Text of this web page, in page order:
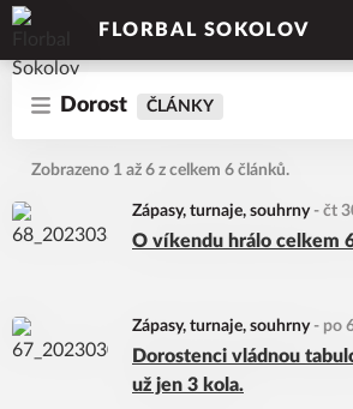
FLORBAL SOKOLOV
Dorost ČLÁNKY
Zobrazeno 1 až 6 z celkem 6 článků.
Zápasy, turnaje, souhrny - čt
O víkendu hrálo celkem
Zápasy, turnaje, souhrny - po
Dorostenci vládnou
už jen 3 kola.